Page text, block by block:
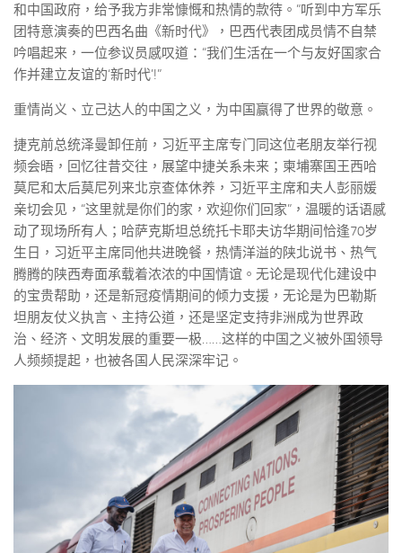
和中国政府，给予我方非常慷慨和热情的款待。”听到中方军乐
团特意演奏的巴西名曲《新时代》，巴西代表团成员情不自禁
吟唱起来，一位参议员感叹道：“我们生活在一个与友好国家合
作并建立友谊的‘新时代’!”
重情尚义、立己达人的中国之义，为中国赢得了世界的敬意。
捷克前总统泽曼卸任前，习近平主席专门同这位老朋友举行视
频会晤，回忆往昔交往，展望中捷关系未来；柬埔寨国王西哈
莫尼和太后莫尼列来北京查体休养，习近平主席和夫人彭丽媛
亲切会见，“这里就是你们的家，欢迎你们回家”，温暖的话语感
动了现场所有人；哈萨克斯坦总统托卡耶夫访华期间恰逢70岁
生日，习近平主席同他共进晚餐，热情洋溢的陕北说书、热气
腾腾的陕西寿面承载着浓浓的中国情谊。无论是现代化建设中
的宝贵帮助，还是新冠疫情期间的倾力支援，无论是为巴勒斯
坦朋友仗义执言、主持公道，还是坚定支持非洲成为世界政
治、经济、文明发展的重要一极……这样的中国之义被外国领导
人频频提起，也被各国人民深深牢记。